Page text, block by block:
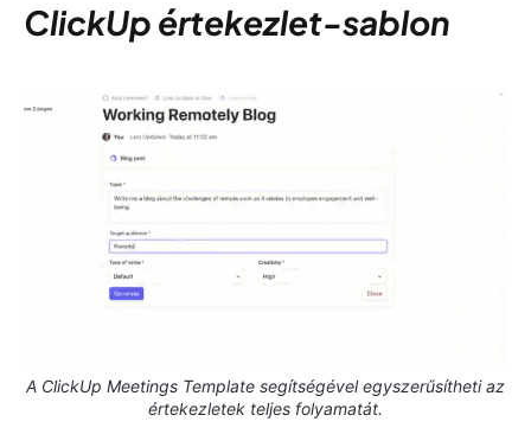
ClickUp értekezlet-sablon
A ClickUp Meetings Template segítségével egyszerűsítheti az
értekezletek teljes folyamatát.